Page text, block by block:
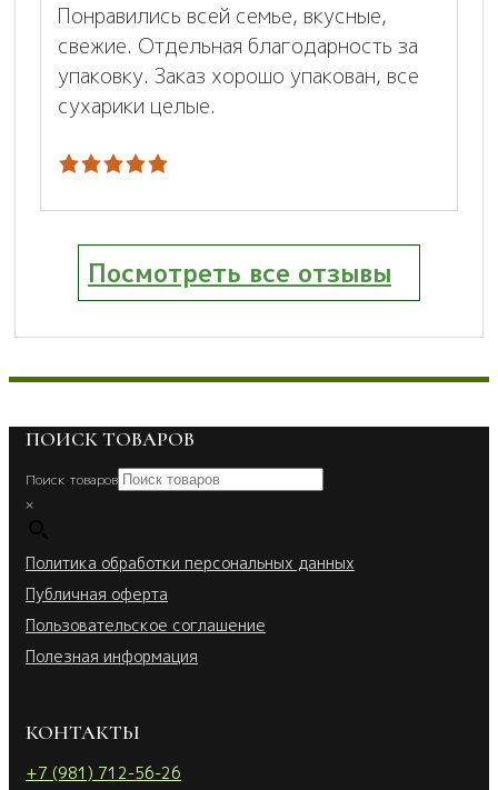
Понравились всей семье, вкусные,
свежие. Отдельная благодарность за
упаковку. Заказ хорошо упакован, все
сухарики целые.
Посмотреть все отзывы
ПОИСК ТОВАРОВ
Поиск товаров
×
Политика обработки персональных данных
Публичная оферта
Пользовательское соглашение
Полезная информация
КОНТАКТЫ
+7 (981) 712-56-26